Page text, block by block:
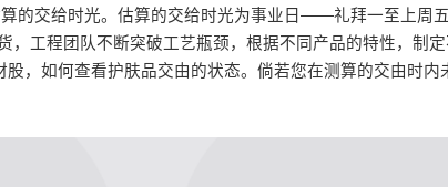
的交给时光。估算的交给时光为事业日——礼拜一至上周
，工程团队不断突破工艺瓶颈，根据不同产品的特性，制
，如何查看护肤品交由的状态。倘若您在测算的交由时内